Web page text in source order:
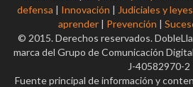
defensa | Innovación | Judiciales y leyes
aprender | Prevención |
© 2015. Derechos reservados.
marca del Grupo de Comunicación
J-40582970-2
Fuente principal de información y